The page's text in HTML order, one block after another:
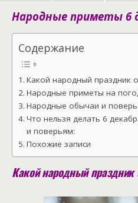
Народные приметы 6
Содержание
Какой народный праздник
Народные приметы на
Народные обычаи и
Что нельзя делать 6
и поверьям:
Похожие записи
Какой народный праздник